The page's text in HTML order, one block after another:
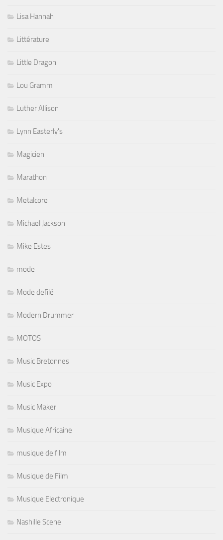
Lisa Hannah
Littérature
Little Dragon
Lou Gramm
Luther Allison
Lynn Easterly's
Magicien
Marathon
Metalcore
Michael Jackson
Mike Estes
mode
Mode defilé
Modern Drummer
MOTOS
Music Bretonnes
Music Expo
Music Maker
Musique Africaine
musique de film
Musique de Film
Musique Electronique
Nashille Scene